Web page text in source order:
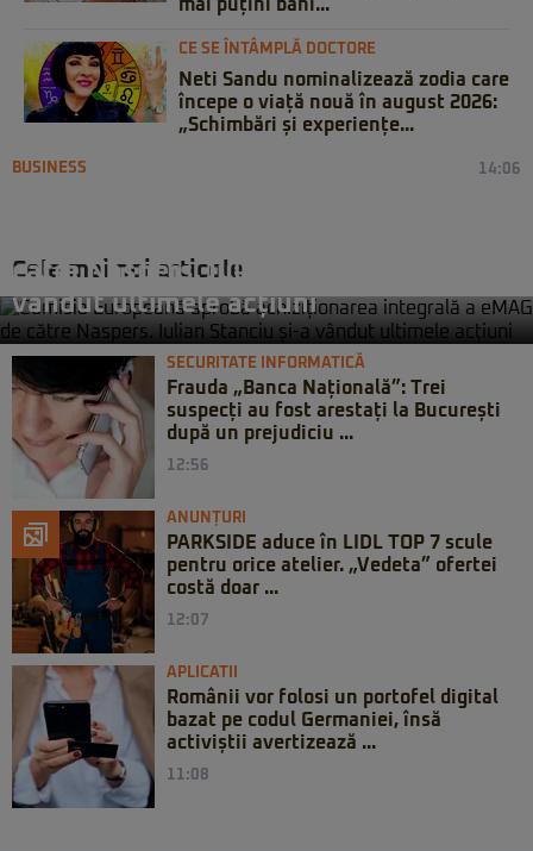
mai puțini bani...
CE SE ÎNTÂMPLĂ DOCTORE
Neti Sandu nominalizează zodia care
începe o viață nouă în august 2026:
„Schimbări și experiențe...
Cele mai noi articole
BUSINESS 14:06
către Naspers. Iulian Stanciu și-a
vândut ultimele acțiuni
SECURITATE INFORMATICĂ
Frauda „Banca Națională”: Trei
suspecți au fost arestați la București
după un prejudiciu ...
12:56
ANUNȚURI
PARKSIDE aduce în LIDL TOP 7 scule
pentru orice atelier. „Vedeta” ofertei
costă doar ...
12:07
APLICATII
Românii vor folosi un portofel digital
bazat pe codul Germaniei, însă
activiștii avertizează ...
11:08